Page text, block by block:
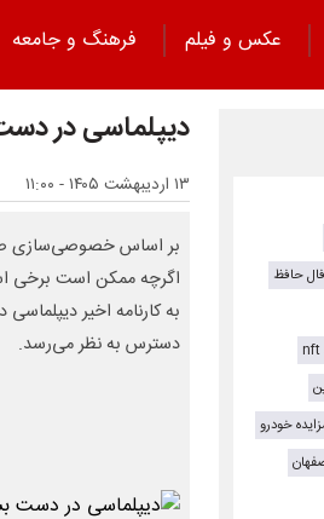
عکس و فیلم فرهنگ و جامعه
دیپلماسی در
۱۳ اردیبهشت ۱۴۰۵ - ۱۱:۰۰
بر اساس خصوصی‌سازی
اگرچه ممکن است برخی
به کارنامه اخیر
دسترس به نظر می‌رسد.
فال حافظ
خودرو